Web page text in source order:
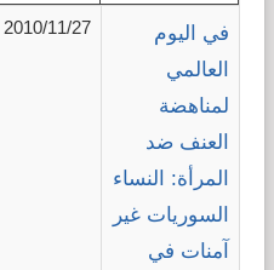
في اليوم
العالمي
لمناهضة
العنف ضد
المرأة: النساء
السوريات غير
آمنات في
2010/11/27